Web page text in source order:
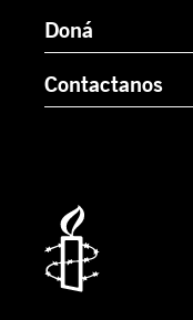
Doná
Contactanos